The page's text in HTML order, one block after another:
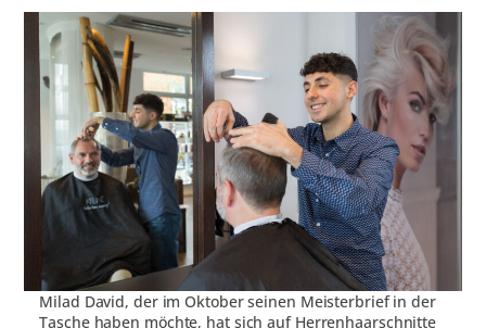
Milad David, der im Oktober seinen Meisterbrief in der
Tasche haben möchte, hat sich auf Herrenhaarschnitte